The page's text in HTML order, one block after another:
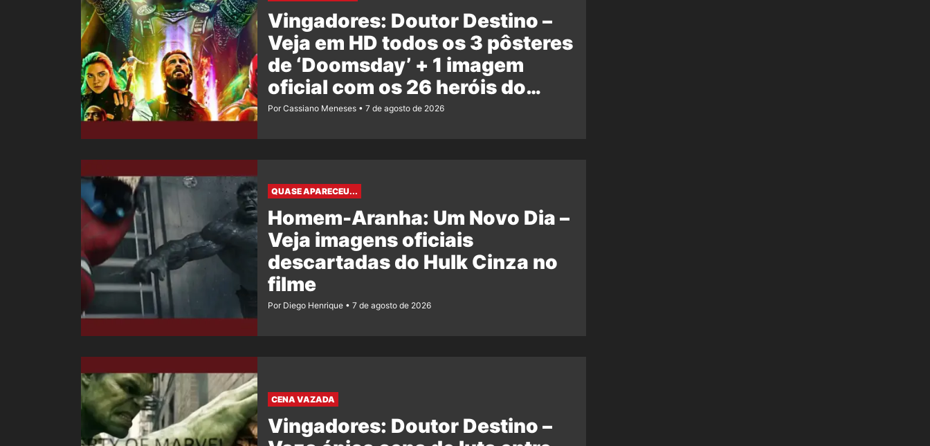
Vingadores: Doutor Destino –
Veja em HD todos os 3 pôsteres
de ‘Doomsday’ + 1 imagem
oficial com os 26 heróis do
filme
Por Cassiano Meneses 7 de agosto de 2026
QUASE APARECEU...
Homem-Aranha: Um Novo Dia –
Veja imagens oficiais
descartadas do Hulk Cinza no
filme
Por Diego Henrique 7 de agosto de 2026
CENA VAZADA
Vingadores: Doutor Destino –